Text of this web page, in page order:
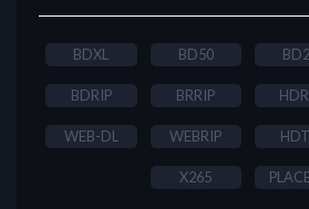
BDXL BD50
BDRIP BRRIP
WEB-DL WEBRIP
X265